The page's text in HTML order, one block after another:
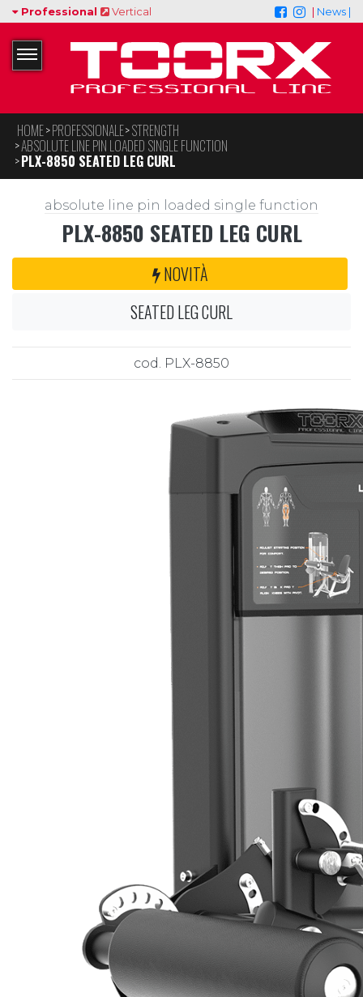
Professional Vertical | News |
HOME PROFESSIONALE STRENGTH
ABSOLUTE LINE PIN LOADED SINGLE FUNCTION
PLX-8850 SEATED LEG CURL
absolute line pin loaded single function
PLX-8850 SEATED LEG CURL
NOVITÀ
SEATED LEG CURL
cod. PLX-8850